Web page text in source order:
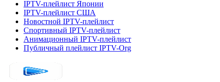
IPTV-плейлист Японии
IPTV-плейлист США
Новостной IPTV-плейлист
Спортивный IPTV-плейлист
Анимационный IPTV-плейлист
Публичный плейлист IPTV-Org